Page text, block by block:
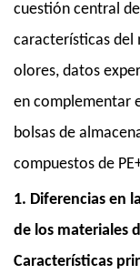
cuestión central
características del
olores, datos
en complementar
bolsas de
compuestos de
1. Diferencias en
de los materiales
Características